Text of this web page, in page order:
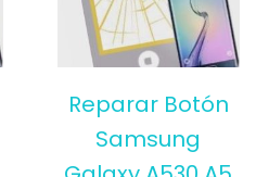
Reparar Botón
Samsung